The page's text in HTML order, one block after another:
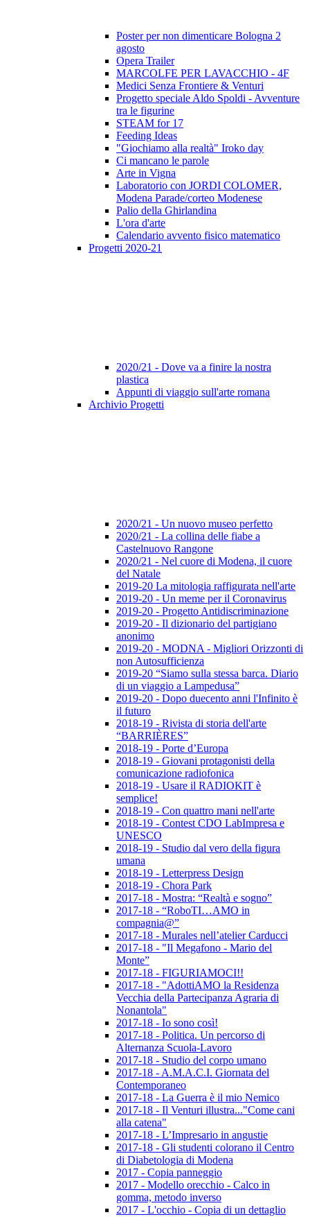
Poster per non dimenticare Bologna 2
agosto
Opera Trailer
MARCOLFE PER LAVACCHIO - 4F
Medici Senza Frontiere & Venturi
Progetto speciale Aldo Spoldi - Avventure
tra le figurine
STEAM for 17
Feeding Ideas
"Giochiamo alla realtà" Iroko day
Ci mancano le parole
Arte in Vigna
Laboratorio con JORDI COLOMER,
Modena Parade/corteo Modenese
Palio della Ghirlandina
L'ora d'arte
Calendario avvento fisico matematico
Progetti 2020-21
2020/21 - Dove va a finire la nostra
plastica
Appunti di viaggio sull'arte romana
Archivio Progetti
2020/21 - Un nuovo museo perfetto
2020/21 - La collina delle fiabe a
Castelnuovo Rangone
2020/21 - Nel cuore di Modena, il cuore
del Natale
2019-20 La mitologia raffigurata nell'arte
2019-20 - Un meme per il Coronavirus
2019-20 - Progetto Antidiscriminazione
2019-20 - Il dizionario del partigiano
anonimo
2019-20 - MODNA - Migliori Orizzonti di
non Autosufficienza
2019-20 “Siamo sulla stessa barca. Diario
di un viaggio a Lampedusa”
2019-20 - Dopo duecento anni l'Infinito è
il futuro
2018-19 - Rivista di storia dell'arte
“BARRIÈRES”
2018-19 - Porte d’Europa
2018-19 - Giovani protagonisti della
comunicazione radiofonica
2018-19 - Usare il RADIOKIT è
semplice!
2018-19 - Con quattro mani nell'arte
2018-19 - Contest CDO LabImpresa e
UNESCO
2018-19 - Studio dal vero della figura
umana
2018-19 - Letterpress Design
2018-19 - Chora Park
2017-18 - Mostra: “Realtà e sogno”
2017-18 - “RoboTI…AMO in
compagnia@”
2017-18 - Murales nell’atelier Carducci
2017-18 - "Il Megafono - Mario del
Monte”
2017-18 - FIGURIAMOCI!!
2017-18 - "AdottiAMO la Residenza
Vecchia della Partecipanza Agraria di
Nonantola"
2017-18 - Io sono così!
2017-18 - Politica. Un percorso di
Alternanza Scuola-Lavoro
2017-18 - Studio del corpo umano
2017-18 - A.M.A.C.I. Giornata del
Contemporaneo
2017-18 - La Guerra è il mio Nemico
2017-18 - Il Venturi illustra..."Come cani
alla catena"
2017-18 - L’Impresario in angustie
2017-18 - Gli studenti colorano il Centro
di Diabetologia di Modena
2017 - Copia panneggio
2017 - Modello orecchio - Calco in
gomma, metodo inverso
2017 - L'occhio - Copia di un dettaglio